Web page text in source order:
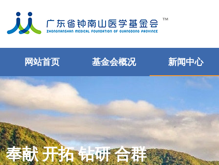
网站首页 基金会概况 新闻中心
奉献 开拓 钻研 合群